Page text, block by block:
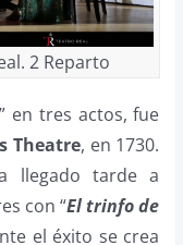
2 Reparto
” en tres actos, fue
Theatre, en 1730.
llegado tarde a
con “El trinfo de
el éxito se crea